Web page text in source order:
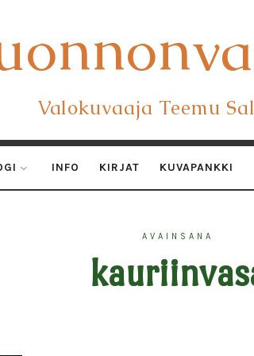
Valokuvaaja Teemu
INFO KIRJAT KUVAPANKKI
AVAINSANA